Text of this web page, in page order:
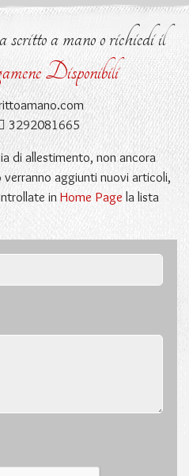
a mano o richiedi il
Disponibili
3292081665
di allestimento, non ancora
aggiunti nuovi articoli,
inHome Page la lista